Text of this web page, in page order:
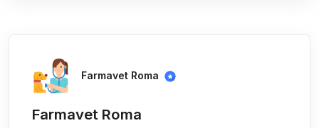
Farmavet Roma
Farmavet Roma